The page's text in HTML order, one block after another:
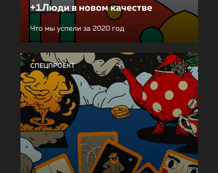
+1Люди в новом качестве
Что мы успели за 2020 год
СПЕЦПРОЕКТ